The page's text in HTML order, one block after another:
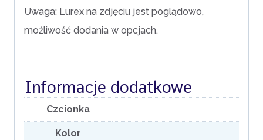
Uwaga: Lurex na zdjęciu jest poglądowo,
możliwość dodania w opcjach.
Informacje dodatkowe
Czcionka
Kolor